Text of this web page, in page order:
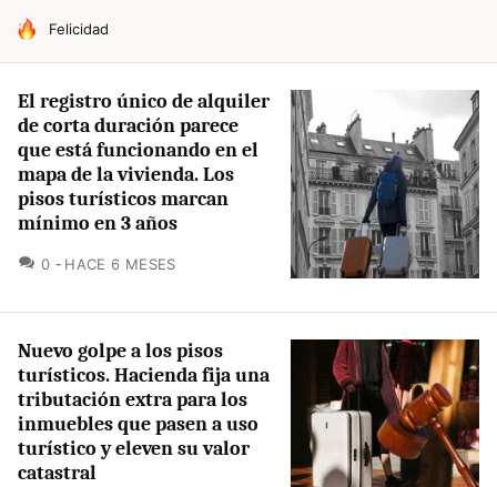
HOY SE HABLA DE
Felicidad
El registro único de alquiler
de corta duración parece
que está funcionando en el
mapa de la vivienda. Los
pisos turísticos marcan
mínimo en 3 años
0 COMENTARIOS
HACE 6 MESES
Nuevo golpe a los pisos
turísticos. Hacienda fija una
tributación extra para los
inmuebles que pasen a uso
turístico y eleven su valor
catastral